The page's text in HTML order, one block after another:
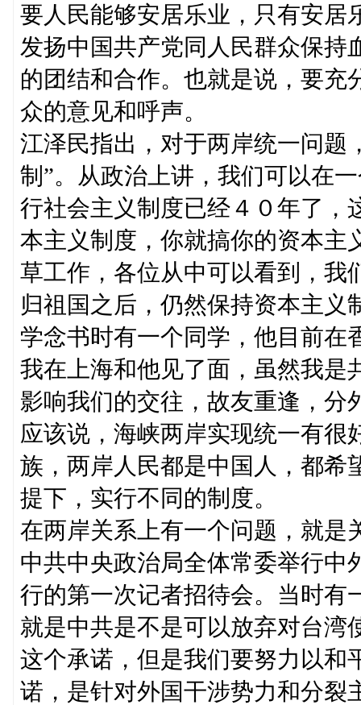
要人民能够安居乐业，只有安居
发扬中国共产党同人民群众保持
的团结和合作。也就是说，要充
众的意见和呼声。
江泽民指出，对于两岸统一问题
制”。从政治上讲，我们可以在
行社会主义制度已经４０年了，
本主义制度，你就搞你的资本主
草工作，各位从中可以看到，我
归祖国之后，仍然保持资本主义
学念书时有一个同学，他目前在
我在上海和他见了面，虽然我是
影响我们的交往，故友重逢，分
应该说，海峡两岸实现统一有很
族，两岸人民都是中国人，都希
提下，实行不同的制度。
在两岸关系上有一个问题，就是
中共中央政治局全体常委举行中
行的第一次记者招待会。当时有
就是中共是不是可以放弃对台湾
这个承诺，但是我们要努力以和
诺，是针对外国干涉势力和分裂